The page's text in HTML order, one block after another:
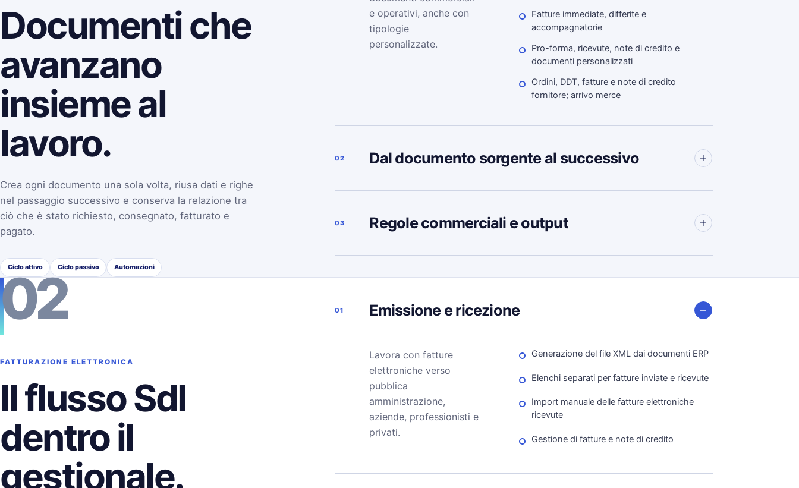
Documenti che
avanzano
insieme al
lavoro.
Crea ogni documento una sola volta, riusa dati e righe
nel passaggio successivo e conserva la relazione tra
ciò che è stato richiesto, consegnato, fatturato e
pagato.
Ciclo attivo Ciclo passivo Automazioni
e operativi, anche con
tipologie
personalizzate.
Fatture immediate, differite e
accompagnatorie
Pro-forma, ricevute, note di credito e
documenti personalizzati
Ordini, DDT, fatture e note di credito
fornitore; arrivo merce
02 Dal documento sorgente al successivo
03 Regole commerciali e output
02
FATTURAZIONE ELETTRONICA
Il flusso SdI
dentro il
gestionale.
01 Emissione e ricezione
Lavora con fatture
elettroniche verso
pubblica
amministrazione,
aziende, professionisti e
privati.
Generazione del file XML dai documenti ERP
Elenchi separati per fatture inviate e ricevute
Import manuale delle fatture elettroniche
ricevute
Gestione di fatture e note di credito